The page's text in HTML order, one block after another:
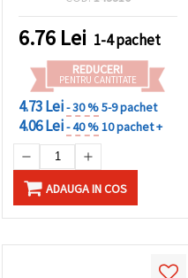
6.76 Lei 1-4 pachet
REDUCERI
PENTRU CANTITATE
4.73 Lei- 30 %5-9 pachet
4.06 Lei- 40 %10 pachet +
ADAUGA IN COS